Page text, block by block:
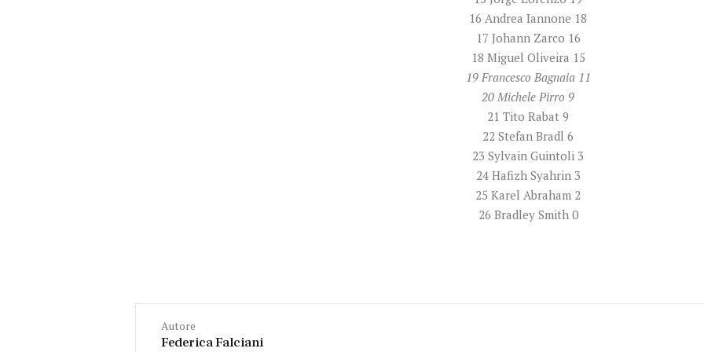
16 Andrea Iannone 18
17 Johann Zarco 16
18 Miguel Oliveira 15
19 Francesco Bagnaia 11
20 Michele Pirro 9
21 Tito Rabat 9
22 Stefan Bradl 6
23 Sylvain Guintoli 3
24 Hafizh Syahrin 3
25 Karel Abraham 2
26 Bradley Smith 0
Autore
Federica Falciani